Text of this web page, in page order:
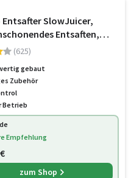
Entsafter SlowJuicer,
Entsaften,
sehr leise, leichte
BPA-frei, 150 W, s
(625)
gebaut
Zubehör
Betrieb
Empfehlung
zum Shop